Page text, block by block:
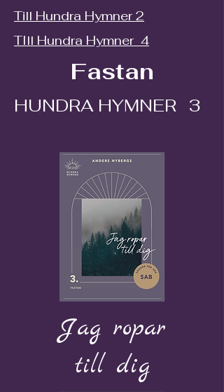
Till Hundra Hymner 2
TIll Hundra Hymner 4
Fastan
HUNDRA HYMNER 3
Jag ropar
till dig